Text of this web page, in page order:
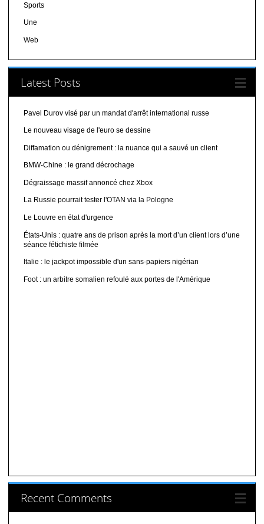
Sports
Une
Web
Latest Posts
Pavel Durov visé par un mandat d'arrêt international russe
Le nouveau visage de l'euro se dessine
Diffamation ou dénigrement : la nuance qui a sauvé un client
BMW-Chine : le grand décrochage
Dégraissage massif annoncé chez Xbox
La Russie pourrait tester l'OTAN via la Pologne
Le Louvre en état d'urgence
États-Unis : quatre ans de prison après la mort d’un client lors d’une
séance fétichiste filmée
Italie : le jackpot impossible d'un sans-papiers nigérian
Foot : un arbitre somalien refoulé aux portes de l'Amérique
Recent Comments